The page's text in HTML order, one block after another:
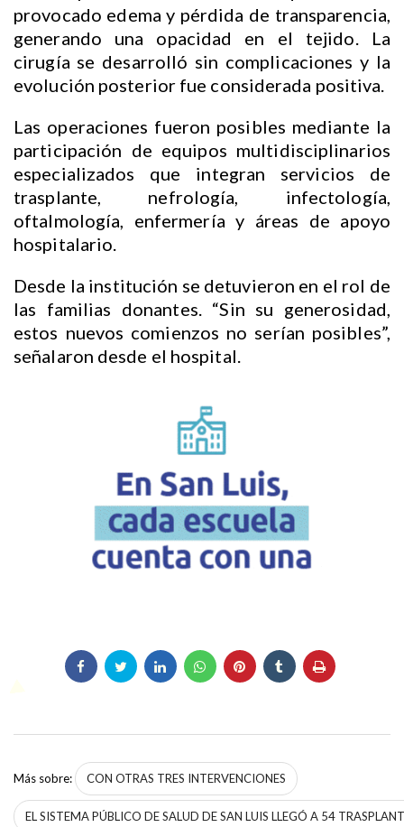
provocado edema y pérdida de transparencia,
generando una opacidad en el tejido. La
cirugía se desarrolló sin complicaciones y la
evolución posterior fue considerada positiva.
Las operaciones fueron posibles mediante la
participación de equipos multidisciplinarios
especializados que integran servicios de
trasplante, nefrología, infectología,
oftalmología, enfermería y áreas de apoyo
hospitalario.
Desde la institución se detuvieron en el rol de
las familias donantes. “Sin su generosidad,
estos nuevos comienzos no serían posibles”,
señalaron desde el hospital.
Más sobre: CON OTRAS TRES INTERVENCIONES
EL SISTEMA PÚBLICO DE SALUD DE SAN LUIS LLEGÓ A 54